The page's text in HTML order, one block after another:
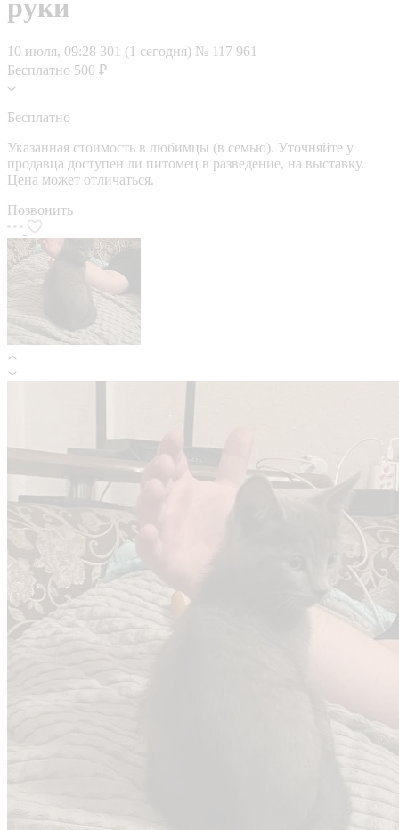
руки
10 июля, 09:28 301 (1 сегодня) № 117 961
Бесплатно 500 ₽
Бесплатно
Указанная стоимость в любимцы (в семью). Уточняйте у
продавца доступен ли питомец в разведение, на выставку.
Цена может отличаться.
Позвонить